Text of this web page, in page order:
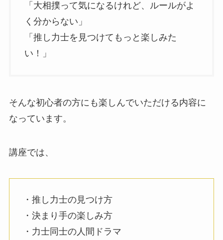
「大相撲って気になるけれど、ルールがよ
く分からない」
「推し力士を見つけてもっと楽しみた
い！」
そんな初心者の方にも楽しんでいただける内容に
なっています。
講座では、
・推し力士の見つけ方
・決まり手の楽しみ方
・力士同士の人間ドラマ